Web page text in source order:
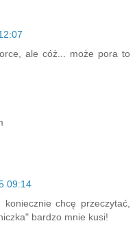
ale cóż... może pora to
09:14
koniecznie chcę przeczytać,
bardzo mnie kusi!